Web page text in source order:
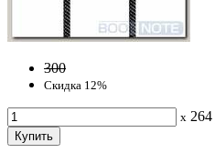
300
Скидка 12%
x 264